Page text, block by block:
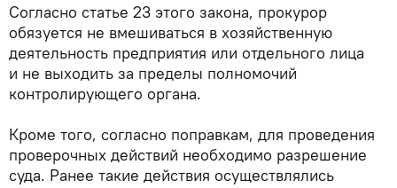
Согласно статье 23 этого закона, прокурор
обязуется не вмешиваться в хозяйственную
деятельность предприятия или отдельного лица
и не выходить за пределы полномочий
контролирующего органа.
Кроме того, согласно поправкам, для проведения
проверочных действий необходимо разрешение
суда. Ранее такие действия осуществлялись